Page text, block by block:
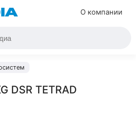
О компании
DSR TETRAD